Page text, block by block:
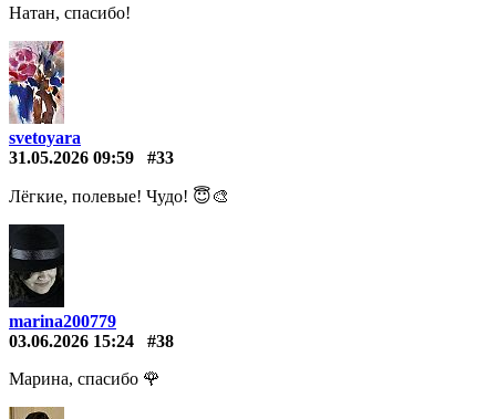
Натан, спасибо!
svetoyara
31.05.2026 09:59
#33
Лёгкие, полевые! Чудо! 😇🎨
marina200779
03.06.2026 15:24
#38
Марина, спасибо 🌹